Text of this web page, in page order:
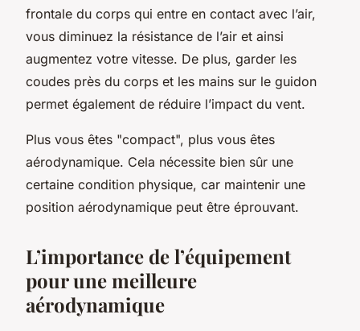
frontale du corps qui entre en contact avec l’air,
vous diminuez la résistance de l’air et ainsi
augmentez votre vitesse. De plus, garder les
coudes près du corps et les mains sur le guidon
permet également de réduire l’impact du vent.
Plus vous êtes "compact", plus vous êtes
aérodynamique. Cela nécessite bien sûr une
certaine condition physique, car maintenir une
position aérodynamique peut être éprouvant.
L’importance de l’équipement
pour une meilleure
aérodynamique